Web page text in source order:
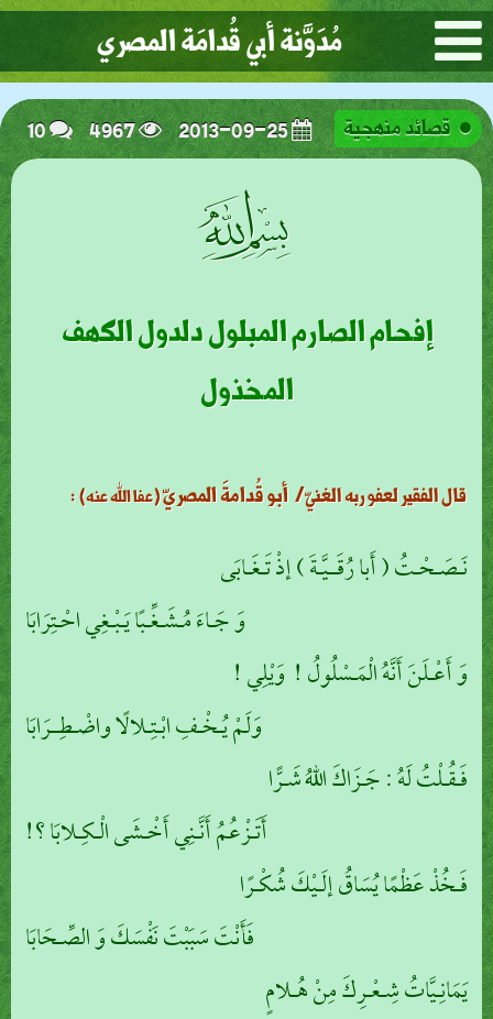
مُدَوَّنة أبي قُدامَة المصري
قصائد منهجية 4967
ﭗ
إفحام الصارم المبلول دلدول الكهف
المخذول
قال الفقير لعفو ربه الغنيّ/أبو قُدامةَ المصريّ(عفا الله عنه):
نَـصَـحْـتُ ( أَبا رُقَــيَّـةَ ) إذْ تَـغَـابَى
وَ جَـاءَ مُـشَـغِّـبًا يَـبْـغِي احْـتِرَابَا
وَ أَعْـلَنَ أَنَّهُ الْمَـسْلُولُ ! وَيْلِي !
وَلَمْ يُـخْـفِ ابْـتِـلالًا واضْـطِــرَابَا
فَـقُـلْتُ لَهُ : جَـزَاكَ اللهُ شَـرًّا
أَتَـزْعُمُ أَنَّـنِي أَخْـشَى الْـكِـلابَا ؟!
فَـخُذْ عَظْمًا يُسَاقُ إلَـيْكَ شُكْـرًا
فَأَنْتَ سَبَبْتَ نَفْسَكَ وَ الصِّـحَابَا
يَمَانِـيَّاتُ شِـعْـرِكَ مِنْ هُـلامٍ